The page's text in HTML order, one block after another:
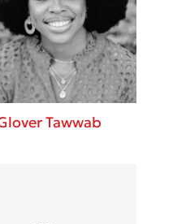
Tawwab